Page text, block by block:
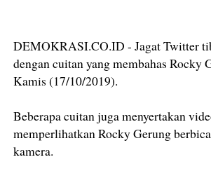
DEMOKRASI.CO.ID - Jagat Twitter
dengan cuitan yang membahas Rocky
Kamis (17/10/2019).
Beberapa cuitan juga menyertakan
memperlihatkan Rocky Gerung
kamera.